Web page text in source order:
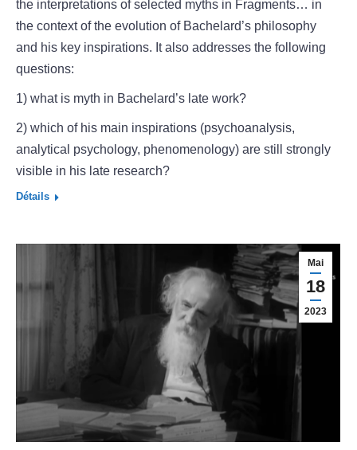
the interpretations of selected myths in Fragments… in
the context of the evolution of Bachelard’s philosophy
and his key inspirations. It also addresses the following
questions:
1) what is myth in Bachelard’s late work?
2) which of his main inspirations (psychoanalysis,
analytical psychology, phenomenology) are still strongly
visible in his late research?
Détails
Mai
18
2023